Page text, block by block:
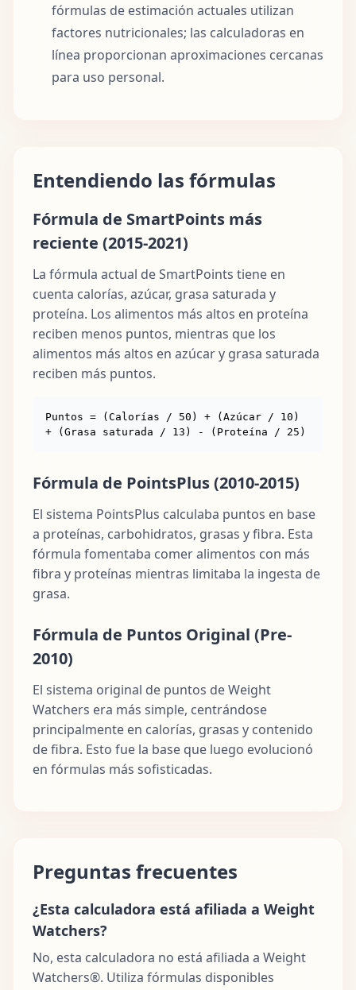
fórmulas de estimación actuales utilizan
factores nutricionales; las calculadoras en
línea proporcionan aproximaciones cercanas
para uso personal.
Entendiendo las fórmulas
Fórmula de SmartPoints más
reciente (2015-2021)
La fórmula actual de SmartPoints tiene en
cuenta calorías, azúcar, grasa saturada y
proteína. Los alimentos más altos en proteína
reciben menos puntos, mientras que los
alimentos más altos en azúcar y grasa saturada
reciben más puntos.
Puntos = (Calorías / 50) + (Azúcar / 10)
+ (Grasa saturada / 13) - (Proteína / 25)
Fórmula de PointsPlus (2010-2015)
El sistema PointsPlus calculaba puntos en base
a proteínas, carbohidratos, grasas y fibra. Esta
fórmula fomentaba comer alimentos con más
fibra y proteínas mientras limitaba la ingesta de
grasa.
Fórmula de Puntos Original (Pre-
2010)
El sistema original de puntos de Weight
Watchers era más simple, centrándose
principalmente en calorías, grasas y contenido
de fibra. Esto fue la base que luego evolucionó
en fórmulas más sofisticadas.
Preguntas frecuentes
¿Esta calculadora está afiliada a Weight
Watchers?
No, esta calculadora no está afiliada a Weight
Watchers®. Utiliza fórmulas disponibles